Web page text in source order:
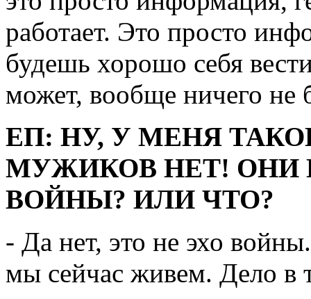
работает. Это просто
будешь хорошо себя
может, вообще ничего не
ЕП: НУ, У МЕНЯ
МУЖИКОВ НЕТ! ОНИ
ВОЙНЫ? ИЛИ ЧТО?
- Да нет, это не эхо
мы сейчас живем. Дело в